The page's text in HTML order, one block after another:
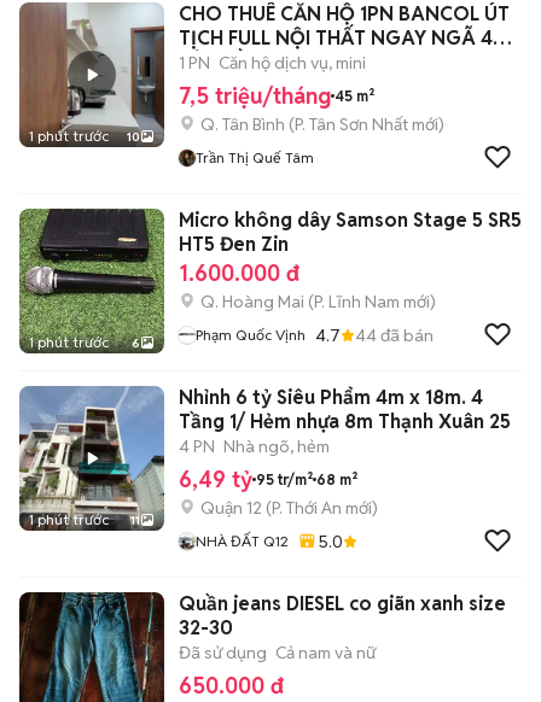
1 phút trước 10
CHO THUÊ CĂN HỘ 1PN BANCOL ÚT
TỊCH FULL NỘI THẤT NGAY NGÃ 4
BẢY HIỀN
1 PN Căn hộ dịch vụ, mini
7,5 triệu/tháng 45 m²
Q. Tân Bình (P. Tân Sơn Nhất mới)
Trần Thị Quế Tâm
1 phút trước 6
Micro không dây Samson Stage 5 SR5
HT5 Đen Zin
1.600.000 đ
Q. Hoàng Mai (P. Lĩnh Nam mới)
Phạm Quốc Vịnh 4.7 44đã bán
1 phút trước 11
Nhỉnh 6 tỷ Siêu Phẩm 4m x 18m. 4
Tầng 1/ Hẻm nhựa 8m Thạnh Xuân 25
4 PN Nhà ngõ, hẻm
6,49 tỷ 95 tr/m² 68 m²
Quận 12 (P. Thới An mới)
NHÀ ĐẤT Q12 5.0
Quần jeans DIESEL co giãn xanh size
32-30
Đã sử dụng Cả nam và nữ
650.000 đ